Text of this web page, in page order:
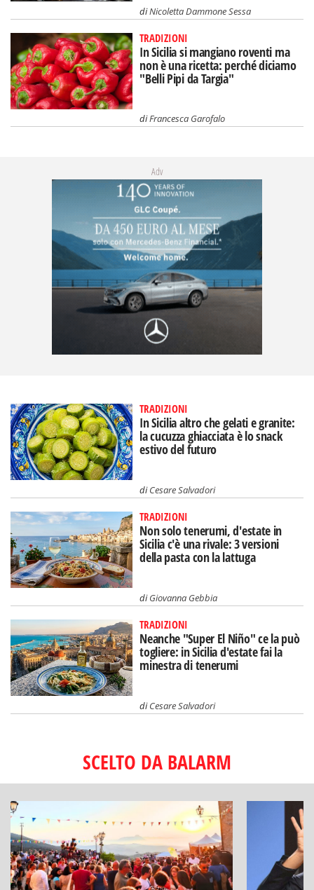
diNicoletta Dammone Sessa
TRADIZIONI
In Sicilia si mangiano roventi ma
non è una ricetta: perché diciamo
"Belli Pipi da Targia"
diFrancesca Garofalo
Adv
TRADIZIONI
In Sicilia altro che gelati e granite:
la cucuzza ghiacciata è lo snack
estivo del futuro
diCesare Salvadori
TRADIZIONI
Non solo tenerumi, d'estate in
Sicilia c'è una rivale: 3 versioni
della pasta con la lattuga
diGiovanna Gebbia
TRADIZIONI
Neanche "Super El Niño" ce la può
togliere: in Sicilia d'estate fai la
minestra di tenerumi
diCesare Salvadori
SCELTO DA BALARM